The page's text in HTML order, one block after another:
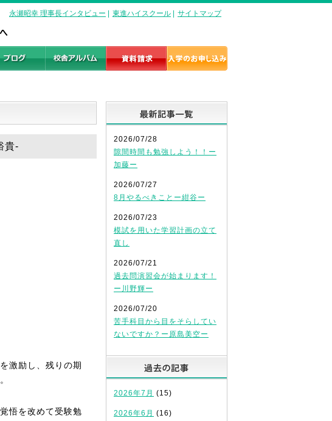
永瀬昭幸 理事長インタビュー 東進ハイスクール サイトマップ
貴-
激励し、残りの期
悟を改めて受験勉
2026/07/28
隙間時間も勉強しよう！！ー
加藤ー
2026/07/27
8月やるべきことー紺谷ー
2026/07/23
模試を用いた学習計画の立て
直し
2026/07/21
過去問演習会が始まります！
ー川野輝ー
2026/07/20
苦手科目から目をそらしてい
ないですか？ー原島美空ー
2026年7月 (15)
2026年6月 (16)